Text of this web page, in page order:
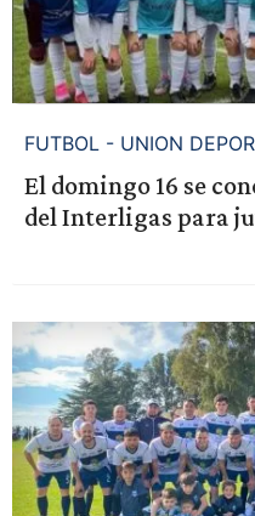
FUTBOL - UNION
El domingo 16 se
del Interligas para